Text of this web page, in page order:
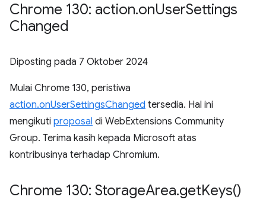
Chrome 130: action.onUserSettings
Changed
Diposting pada 7 Oktober 2024
Mulai Chrome 130, peristiwa
action.onUserSettingsChanged tersedia. Hal ini
mengikuti proposal di WebExtensions Community
Group. Terima kasih kepada Microsoft atas
kontribusinya terhadap Chromium.
Chrome 130: StorageArea.getKeys()